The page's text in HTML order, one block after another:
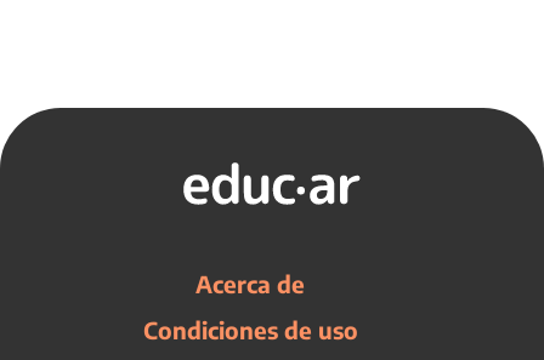
Acerca de
Condiciones de uso